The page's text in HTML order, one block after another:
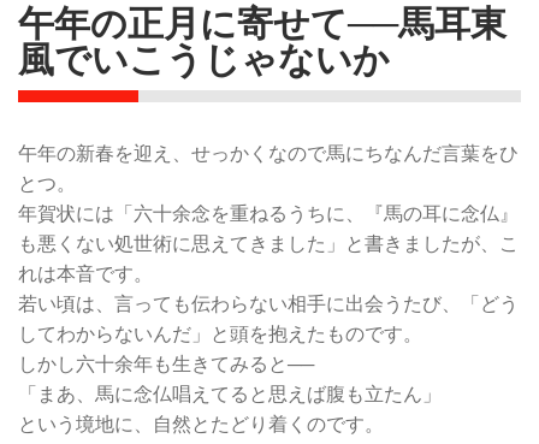
午年の正月に寄せて──馬耳東
風でいこうじゃないか
午年の新春を迎え、せっかくなので馬にちなんだ言葉をひ
とつ。
年賀状には「六十余念を重ねるうちに、『馬の耳に念仏』
も悪くない処世術に思えてきました」と書きましたが、こ
れは本音です。
若い頃は、言っても伝わらない相手に出会うたび、「どう
してわからないんだ」と頭を抱えたものです。
しかし六十余年も生きてみると──
「まあ、馬に念仏唱えてると思えば腹も立たん」
という境地に、自然とたどり着くのです。